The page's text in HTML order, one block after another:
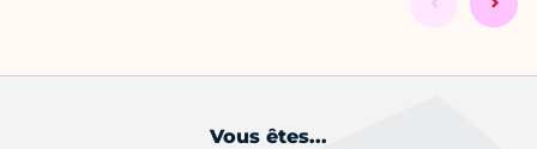
Vous êtes...